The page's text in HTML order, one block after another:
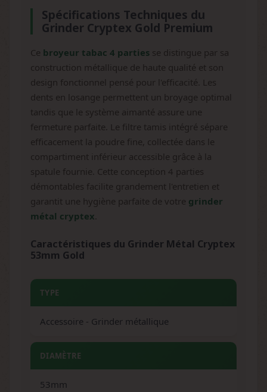
Spécifications Techniques du
Grinder Cryptex Gold Premium
Ce broyeur tabac 4 parties se distingue par sa
construction métallique de haute qualité et son
design fonctionnel pensé pour l'efficacité. Les
dents en losange permettent un broyage optimal
tandis que le système aimanté assure une
fermeture parfaite. Le filtre tamis intégré sépare
efficacement la poudre fine, collectée dans le
compartiment inférieur accessible grâce à la
spatule fournie. Cette conception 4 parties
démontables facilite grandement l'entretien et
garantit une hygiène parfaite de votre grinder
métal cryptex
Caractéristiques du Grinder Métal Cryptex
53mm Gold
TYPE
Accessoire - Grinder métallique
DIAMÈTRE
53mm